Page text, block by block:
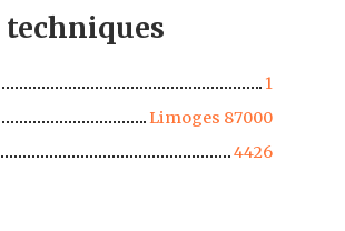
techniques
1
Limoges 87000
4426